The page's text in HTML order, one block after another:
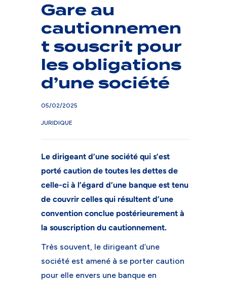
Gare au
cautionnemen
t souscrit pour
les obligations
d’une société
05/02/2025
JURIDIQUE
Le dirigeant d’une société qui s’est
porté caution de toutes les dettes de
celle-ci à l’égard d’une banque est tenu
de couvrir celles qui résultent d’une
convention conclue postérieurement à
la souscription du cautionnement.
Très souvent, le dirigeant d’une
société est amené à se porter caution
pour elle envers une banque en